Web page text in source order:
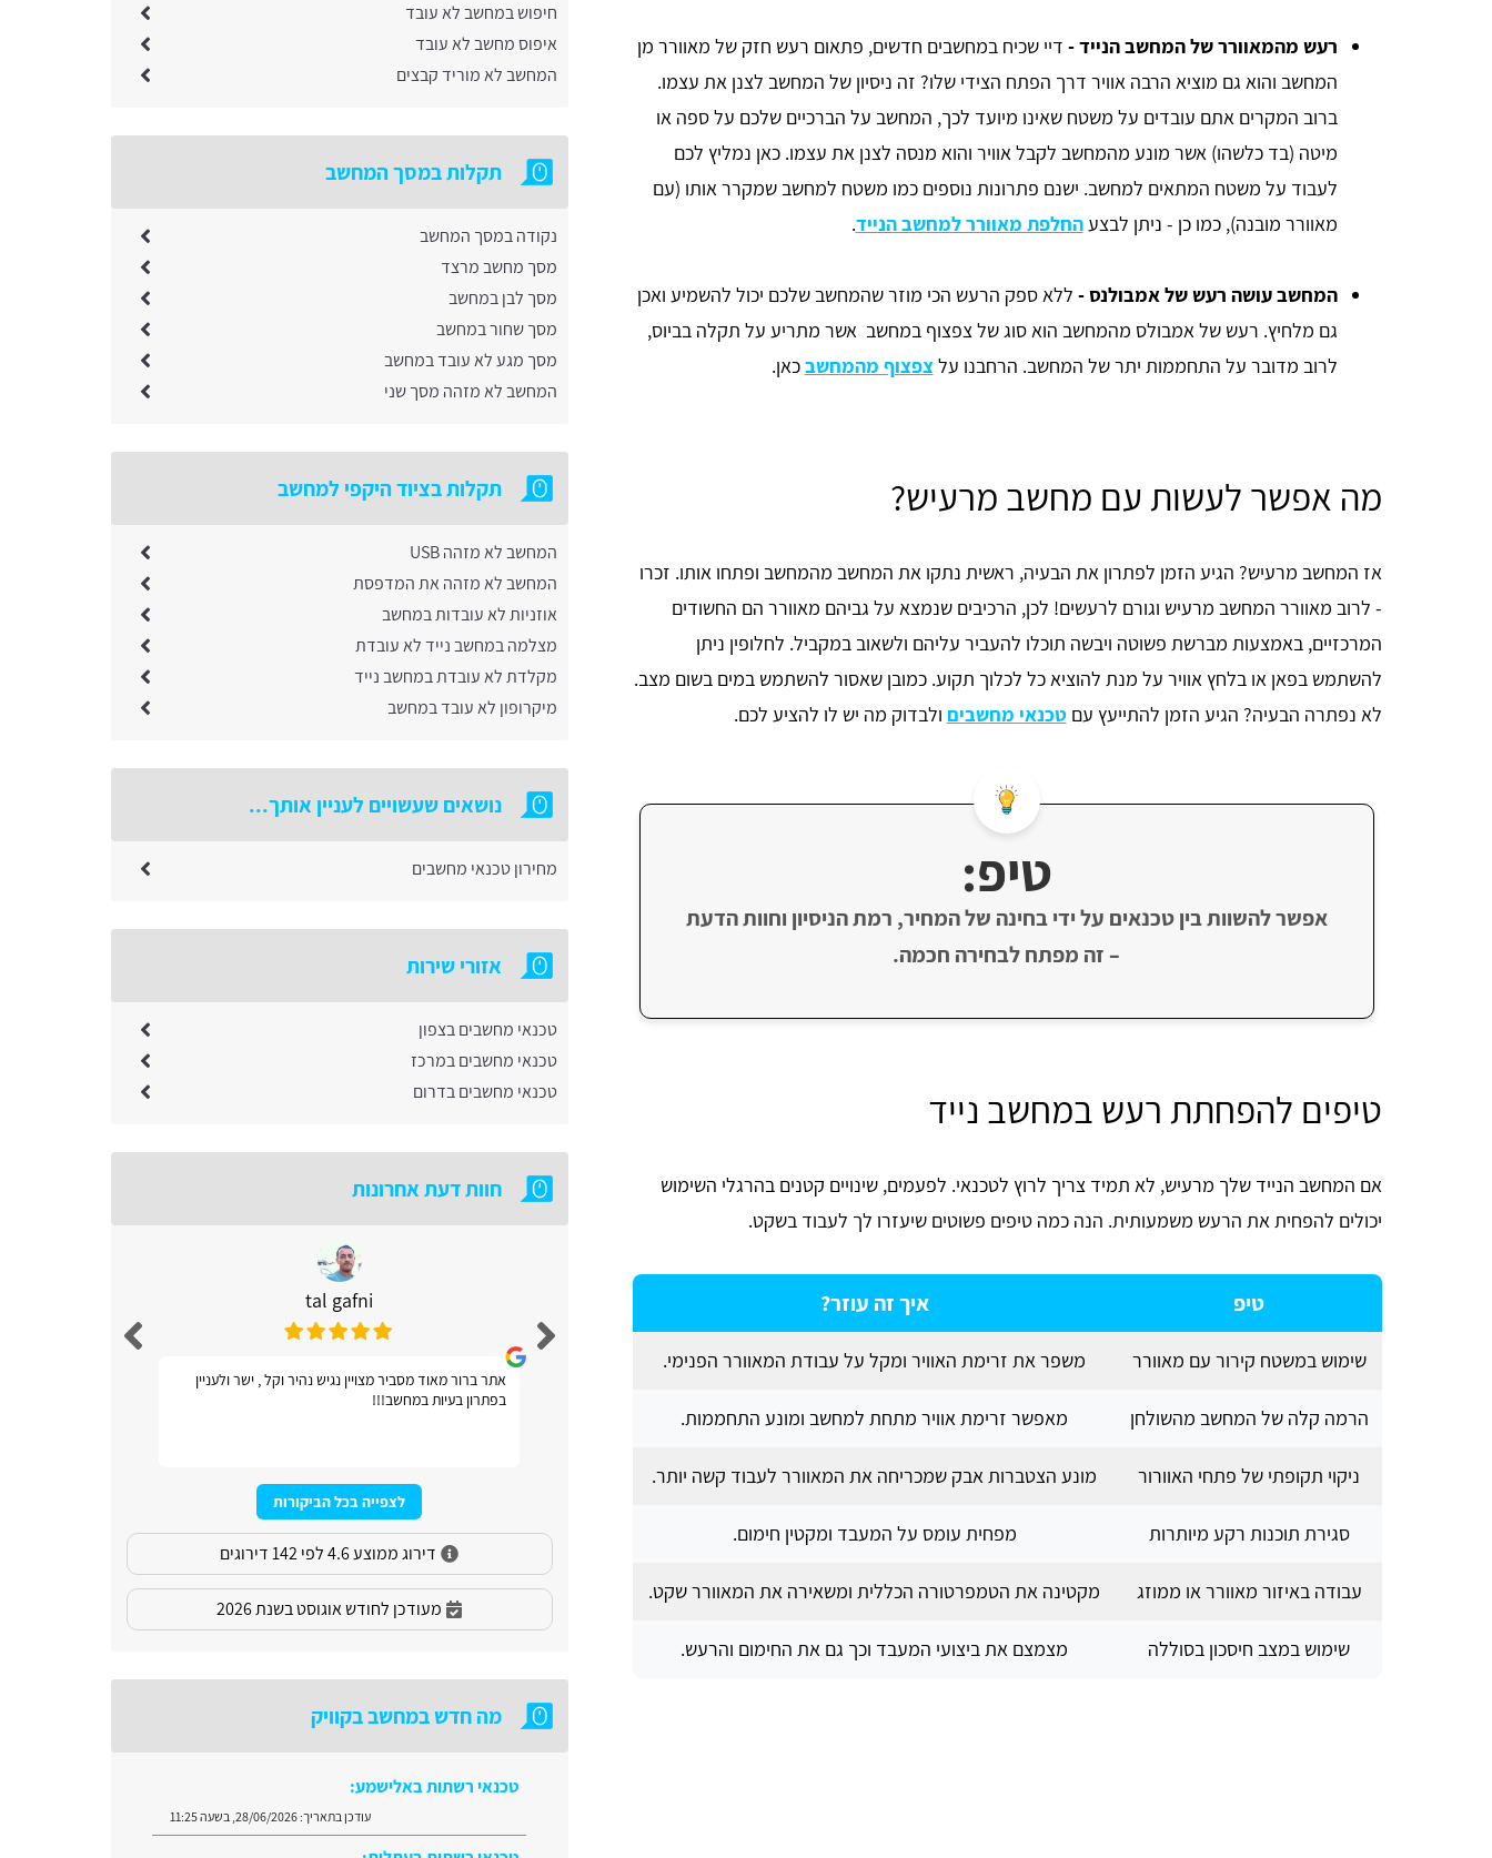
רעש מהמאוורר של המחשב הנייד - דיי שכיח במחשבים חדשים, פתאום רעש חזק של מאוורר מן
המחשב והוא גם מוציא הרבה אוויר דרך הפתח הצידי שלו? זה ניסיון של המחשב לצנן את עצמו.
ברוב המקרים אתם עובדים על משטח שאינו מיועד לכך, המחשב על הברכיים שלכם על ספה או
מיטה (בד כלשהו) אשר מונע מהמחשב לקבל אוויר והוא מנסה לצנן את עצמו. כאן נמליץ לכם
לעבוד על משטח המתאים למחשב. ישנם פתרונות נוספים כמו משטח למחשב שמקרר אותו (עם
מאוורר מובנה), כמו כן - ניתן לבצעהחלפת מאוורר למחשב הנייד.
המחשב עושה רעש של אמבולנס - ללא ספק הרעש הכי מוזר שהמחשב שלכם יכול להשמיע ואכן
גם מלחיץ. רעש של אמבולס מהמחשב הוא סוג של צפצוף במחשב אשר מתריע על תקלה בביוס,
לרוב מדובר על התחממות יתר של המחשב. הרחבנו עלצפצוף מהמחשבכאן.
מה אפשר לעשות עם מחשב מרעיש?
אז המחשב מרעיש? הגיע הזמן לפתרון את הבעיה, ראשית נתקו את המחשב מהמחשב ופתחו אותו. זכרו
- לרוב מאוורר המחשב מרעיש וגורם לרעשים! לכן, הרכיבים שנמצא על גביהם מאוורר הם החשודים
המרכזיים, באמצעות מברשת פשוטה ויבשה תוכלו להעביר עליהם ולשאוב במקביל. לחלופין ניתן
להשתמש בפאן או בלחץ אוויר על מנת להוציא כל לכלוך תקוע. כמובן שאסור להשתמש במים בשום מצב.
לא נפתרה הבעיה? הגיע הזמן להתייעץ עםטכנאי מחשבים ולבדוק מה יש לו להציע לכם.
טיפ:
אפשר להשוות בין טכנאים על ידי בחינה של המחיר, רמת הניסיון וחוות הדעת
– זה מפתח לבחירה חכמה.
טיפים להפחתת רעש במחשב נייד
אם המחשב הנייד שלך מרעיש, לא תמיד צריך לרוץ לטכנאי. לפעמים, שינויים קטנים בהרגלי השימוש
יכולים להפחית את הרעש משמעותית. הנה כמה טיפים פשוטים שיעזרו לך לעבוד בשקט.
טיפ איך זה עוזר?
שימוש במשטח קירור עם מאוורר משפר את זרימת האוויר ומקל על עבודת המאוורר הפנימי.
הרמה קלה של המחשב מהשולחן מאפשר זרימת אוויר מתחת למחשב ומונע התחממות.
ניקוי תקופתי של פתחי האוורור מונע הצטברות אבק שמכריחה את המאוורר לעבוד קשה יותר.
סגירת תוכנות רקע מיותרות מפחית עומס על המעבד ומקטין חימום.
עבודה באיזור מאוורר או ממוזג מקטינה את הטמפרטורה הכללית ומשאירה את המאוורר שקט.
שימוש במצב חיסכון בסוללה מצמצם את ביצועי המעבד וכך גם את החימום והרעש.
חיפוש במחשב לא עובד
איפוס מחשב לא עובד
המחשב לא מוריד קבצים
תקלות במסך המחשב
נקודה במסך המחשב
מסך מחשב מרצד
מסך לבן במחשב
מסך שחור במחשב
מסך מגע לא עובד במחשב
המחשב לא מזהה מסך שני
תקלות בציוד היקפי למחשב
המחשב לא מזהה USB
המחשב לא מזהה את המדפסת
אוזניות לא עובדות במחשב
מצלמה במחשב נייד לא עובדת
מקלדת לא עובדת במחשב נייד
מיקרופון לא עובד במחשב
נושאים שעשויים לעניין אותך...
מחירון טכנאי מחשבים
אזורי שירות
טכנאי מחשבים בצפון
טכנאי מחשבים במרכז
טכנאי מחשבים בדרום
חוות דעת אחרונות
tal gafni
אתר ברור מאוד מסביר מצויין נגיש נהיר וקל , ישר ולעניין
בפתרון בעיות במחשב!!!
Tia Swis
לצפייה בכל הביקורות
דירוג ממוצע 4.6 לפי 142 דירוגים
מעודכן לחודש אוגוסט בשנת 2026
מה חדש במחשב בקוויק
טכנאי רשתות באלישמע:
עודכן בתאריך:28/06/2026, בשעה 11:25